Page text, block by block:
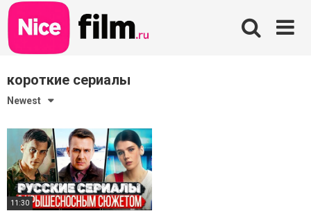
Skip
to
content
короткие сериалы
Newest
11:30